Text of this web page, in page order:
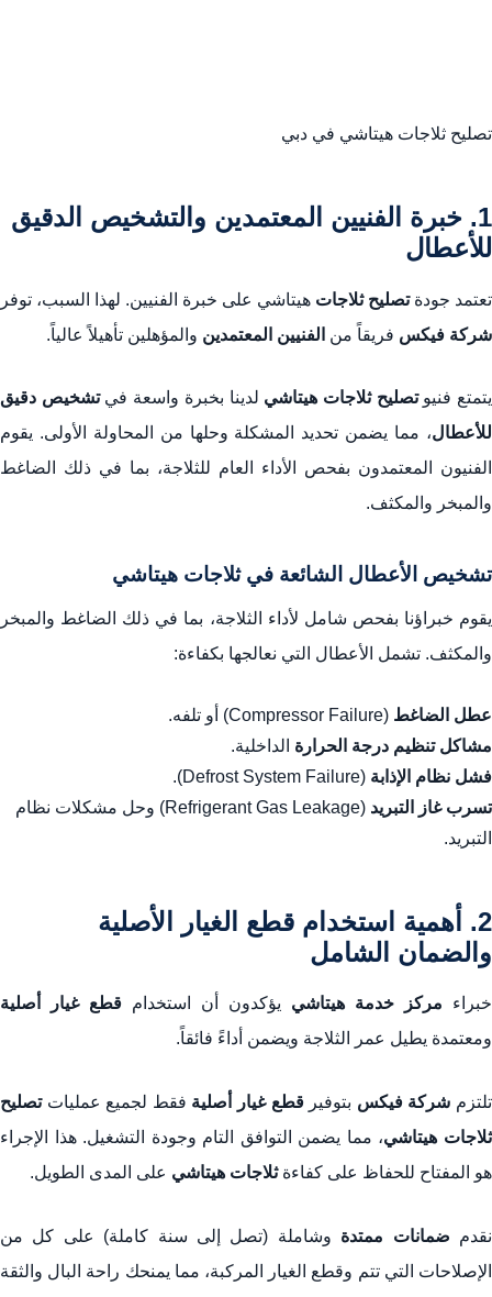
تصليح ثلاجات هيتاشي في دبي
1. خبرة الفنيين المعتمدين والتشخيص الدقيق
للأعطال
تعتمد جودةتصليح ثلاجات هيتاشي على خبرة الفنيين. لهذا السبب، توفر
شركة فيكس فريقاً من الفنيين المعتمدين والمؤهلين تأهيلاً عالياً.
يتمتع فنيوتصليح ثلاجات هيتاشي لدينا بخبرة واسعة فيتشخيص دقيق
للأعطال، مما يضمن تحديد المشكلة وحلها من المحاولة الأولى. يقوم
الفنيون المعتمدون بفحص الأداء العام للثلاجة، بما في ذلك الضاغط
والمبخر والمكثف.
تشخيص الأعطال الشائعة في ثلاجات هيتاشي
يقوم خبراؤنا بفحص شامل لأداء الثلاجة، بما في ذلك الضاغط والمبخر
والمكثف. تشمل الأعطال التي نعالجها بكفاءة:
عطل الضاغط (Compressor Failure) أو تلفه.
مشاكل تنظيم درجة الحرارة الداخلية.
فشل نظام الإذابة (Defrost System Failure).
تسرب غاز التبريد
(Refrigerant Gas Leakage) وحل مشكلات نظام
التبريد.
2. أهمية استخدام قطع الغيار الأصلية
والضمان الشامل
خبراء مركز خدمة هيتاشي يؤكدون أن استخدام قطع غيار أصلية
ومعتمدة يطيل عمر الثلاجة ويضمن أداءً فائقاً.
تلتزم شركة فيكس بتوفيرقطع غيار أصلية فقط لجميع عملياتتصليح
ثلاجات هيتاشي، مما يضمن التوافق التام وجودة التشغيل. هذا الإجراء
هو المفتاح للحفاظ على كفاءةثلاجات هيتاشي على المدى الطويل.
نقدم ضمانات ممتدة وشاملة (تصل إلى سنة كاملة) على كل من
الإصلاحات التي تتم وقطع الغيار المركبة، مما يمنحك راحة البال والثقة